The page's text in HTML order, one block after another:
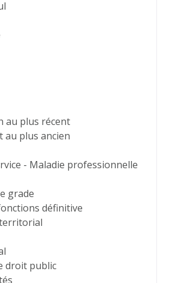
au plus récent
au plus ancien
- Maladie professionnelle
grade
définitive
droit public